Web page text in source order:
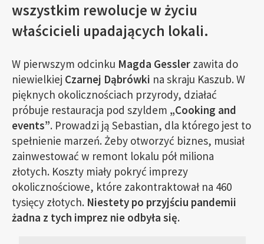
wszystkim rewolucje w życiu
właścicieli upadających lokali.
W pierwszym odcinku Magda Gessler zawita do
niewielkiej Czarnej Dąbrówki na skraju Kaszub. W
pięknych okolicznościach przyrody, działać
próbuje restauracja pod szyldem „Cooking and
events”. Prowadzi ją Sebastian, dla którego jest to
spełnienie marzeń. Żeby otworzyć biznes, musiał
zainwestować w remont lokalu pół miliona
złotych. Koszty miały pokryć imprezy
okolicznościowe, które zakontraktował na 460
tysięcy złotych. Niestety po przyjściu pandemii
żadna z tych imprez nie odbyła się.